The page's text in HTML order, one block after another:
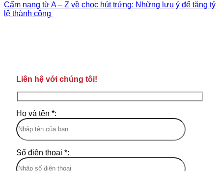
Cẩm nang từ A – Z về chọc hút trứng: Những lưu ý để tăng tỷ
lệ thành công
Liên hệ với chúng tôi!
Họ và tên *:
Số điện thoại *: